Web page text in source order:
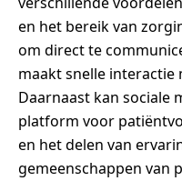
en het bereik van
om direct te
maakt snelle
Daarnaast kan sociale
platform voor
en het delen van
gemeenschappen van